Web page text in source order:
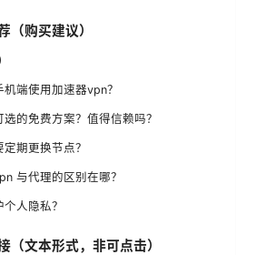
（购买建议）
端使用加速器vpn？
选的免费方案？值得信赖吗？
期更换节点？
与代理的区别在哪？
人隐私？
（文本形式，非可点击）